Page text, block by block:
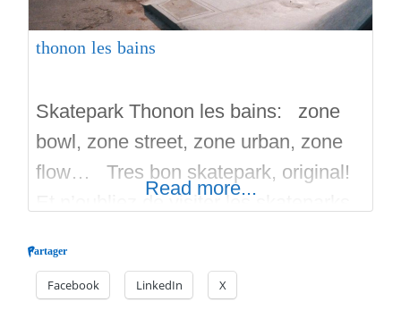
thonon les bains
Skatepark Thonon les bains: zone
bowl, zone street, zone urban, zone
flow… Tres bon skatepark, original!
Et n’oubliez de visiter les skateparks
Read more...
Partager
Facebook LinkedIn X